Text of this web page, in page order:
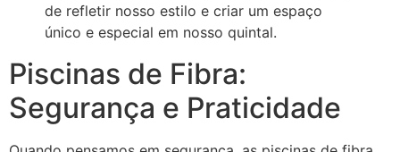
de refletir nosso estilo e criar um espaço
único e especial em nosso quintal.
Piscinas de Fibra:
Segurança e Praticidade